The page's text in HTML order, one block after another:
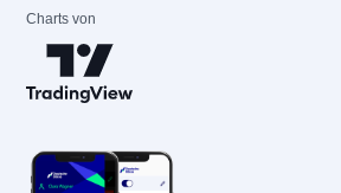
Charts von